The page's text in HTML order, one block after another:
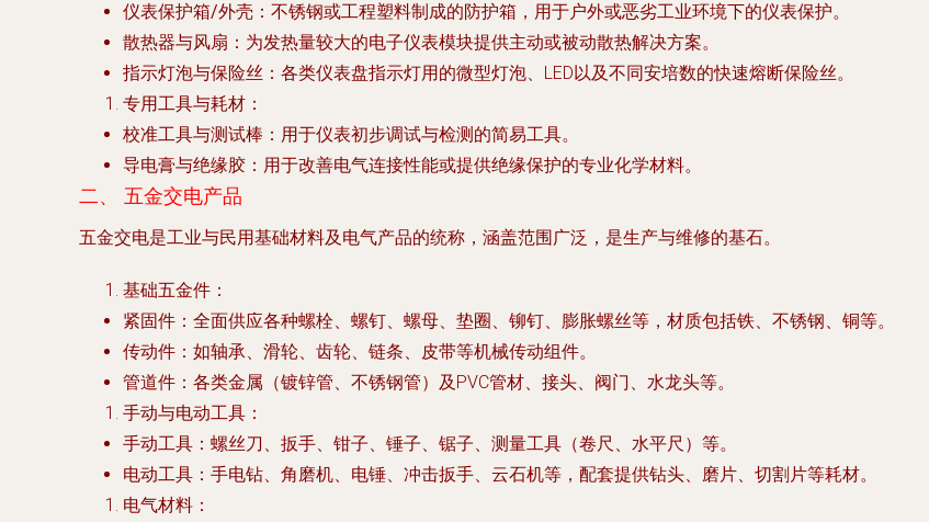
仪表保护箱/外壳 ：不锈钢或工程塑料制成的防护箱，用于户外或恶劣工业环境下的仪表保护。
散热器与风扇 ：为发热量较大的电子仪表模块提供主动或被动散热解决方案。
指示灯泡与保险丝 ：各类仪表盘指示灯用的微型灯泡、LED以及不同安培数的快速熔断保险丝。
专用工具与耗材 ：
校准工具与测试棒 ：用于仪表初步调试与检测的简易工具。
导电膏与绝缘胶 ：用于改善电气连接性能或提供绝缘保护的专业化学材料。
二、 五金交电产品
五金交电是工业与民用基础材料及电气产品的统称，涵盖范围广泛，是生产与维修的基石。
基础五金件 ：
紧固件 ：全面供应各种螺栓、螺钉、螺母、垫圈、铆钉、膨胀螺丝等，材质包括铁、不锈钢、铜等。
传动件 ：如轴承、滑轮、齿轮、链条、皮带等机械传动组件。
管道件 ：各类金属（镀锌管、不锈钢管）及PVC管材、接头、阀门、水龙头等。
手动与电动工具 ：
手动工具 ：螺丝刀、扳手、钳子、锤子、锯子、测量工具（卷尺、水平尺）等。
电动工具 ：手电钻、角磨机、电锤、冲击扳手、云石机等，配套提供钻头、磨片、切割片等耗材。
电气材料 ：